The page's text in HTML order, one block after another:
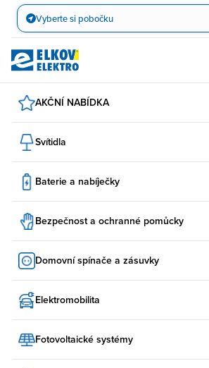
Přejít
obsah
Vyberte si pobočku
AKČNÍ NABÍDKA
Svítidla
Baterie a nabíječky
Bezpečnost a ochranné pomůcky
Domovní spínače a zásuvky
Elektromobilita
Fotovoltaické systémy